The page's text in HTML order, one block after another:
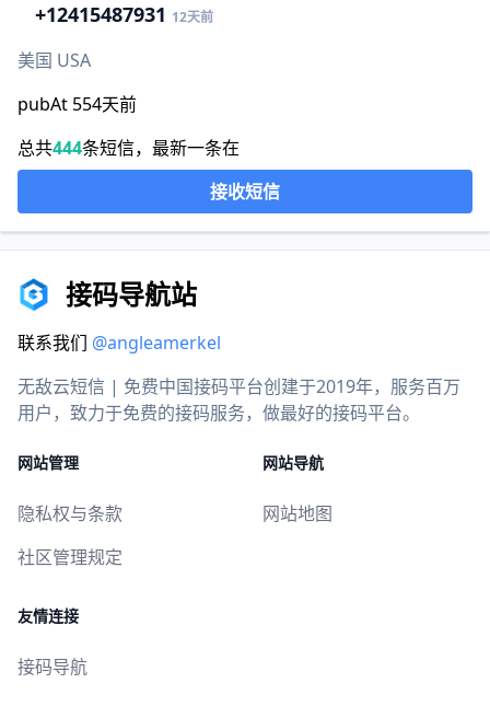
+12415487931 12天前
美国 USA
pubAt 554天前
总共444条短信，最新一条在
接收短信
接码导航站
联系我们 @angleamerkel
无敌云短信 | 免费中国接码平台创建于2019年，服务百万
用户，致力于免费的接码服务，做最好的接码平台。
网站管理
隐私权与条款
社区管理规定
网站导航
网站地图
友情连接
接码导航